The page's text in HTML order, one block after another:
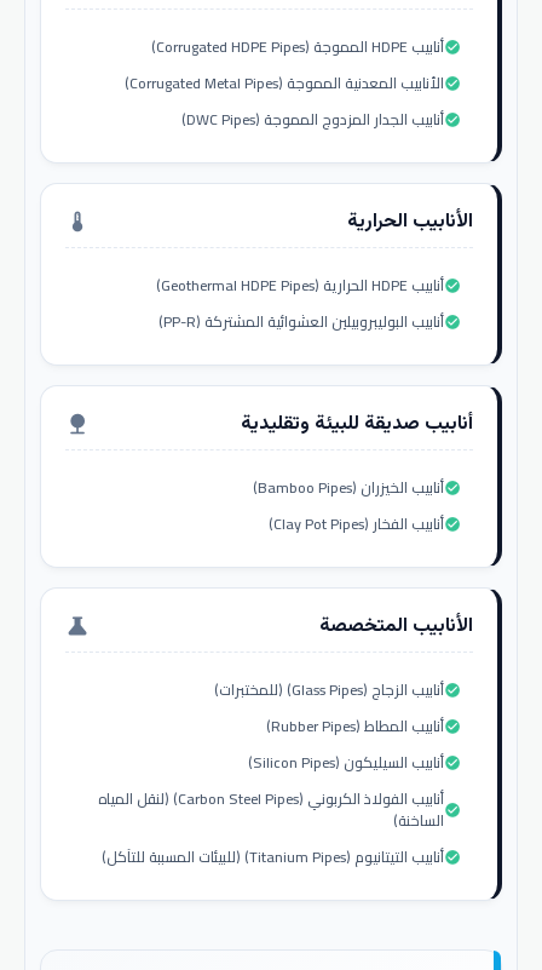
أنابيب HDPE المموجة (Corrugated HDPE Pipes)check_circle
الأنابيب المعدنية المموجة (Corrugated Metal Pipes)check_circle
أنابيب الجدار المزدوج المموجة (DWC Pipes)check_circle
الأنابيب الحرارية thermostat
أنابيب HDPE الحرارية (Geothermal HDPE Pipes)check_circle
أنابيب البوليبروبيلين العشوائية المشتركة (PP-R)check_circle
أنابيب صديقة للبيئة وتقليدية nature
أنابيب الخيزران (Bamboo Pipes)check_circle
أنابيب الفخار (Clay Pot Pipes)check_circle
الأنابيب المتخصصة science
أنابيب الزجاج (Glass Pipes) (للمختبرات)check_circle
أنابيب المطاط (Rubber Pipes)check_circle
أنابيب السيليكون (Silicon Pipes)check_circle
أنابيب الفولاذ الكربوني (Carbon Steel Pipes) (لنقل المياه
الساخنة)check_circle
أنابيب التيتانيوم (Titanium Pipes) (للبيئات المسببة للتآكل)check_circle